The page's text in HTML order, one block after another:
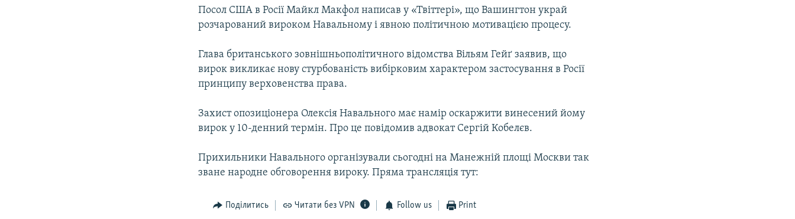
Посол США в Росії Майкл Макфол написав у «Твіттері», що Вашингтон украй
розчарований вироком Навальному і явною політичною мотивацією процесу.
Глава британського зовнішньополітичного відомства Вільям Гейґ заявив, що
вирок викликає нову стурбованість вибірковим характером застосування в Росії
принципу верховенства права.
Захист опозиціонера Олексія Навального має намір оскаржити винесений йому
вирок у 10-денний термін. Про це повідомив адвокат Сергій Кобелєв.
Прихильники Навального організували сьогодні на Манежній площі Москви так
зване народне обговорення вироку. Пряма трансляція тут:
Поділитись Читати без VPN Follow us Print